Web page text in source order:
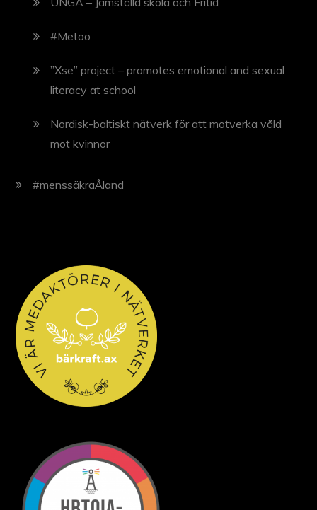
#Metoo
”Xse” project – promotes emotional and sexual
literacy at school
Nordisk-baltiskt nätverk för att motverka våld
mot kvinnor
#menssäkraÅland